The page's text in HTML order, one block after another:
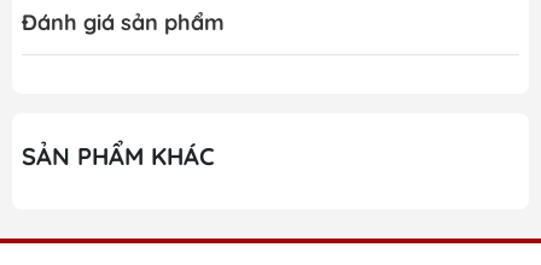
Thiết kế siêu mỏng 7.98cm giúp dễ dàng làm sạch
các khu vực thấp và hẹp.
Hệ thống cảm biến đa hướng đảm bảo di chuyển
Cơ chế chổi chống rối kép loại bỏ hoàn toàn tình
Đánh giá sản phẩm
SẢN PHẨM KHÁC